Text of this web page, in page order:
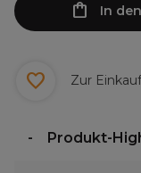
In
Zur
Produkt-